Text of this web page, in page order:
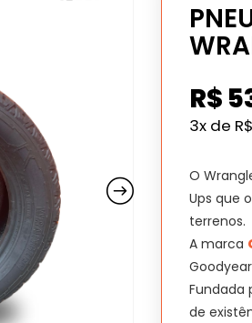
R$
3x de R$
O
Ups que
terrenos.
A marca
Fundada
de